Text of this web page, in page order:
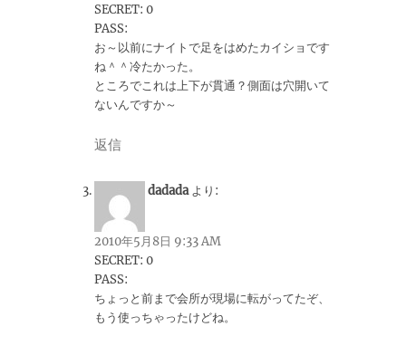
SECRET: 0
PASS:
お～以前にナイトで足をはめたカイショです
ね＾＾冷たかった。
ところでこれは上下が貫通？側面は穴開いて
ないんですか～
返信
dadada より:
2010年5月8日 9:33 AM
SECRET: 0
PASS:
ちょっと前まで会所が現場に転がってたぞ、
もう使っちゃったけどね。